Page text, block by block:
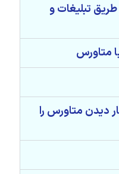
تبلیغات و
متاورس
دیدن متاورس را